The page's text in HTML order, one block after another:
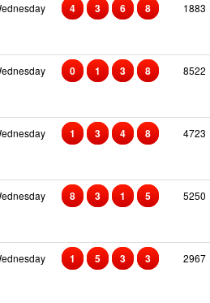
4 3 6 8 1883
0 1 3 8 8522
1 3 4 8 4723
8 3 1 5 5250
1 5 3 3 2967